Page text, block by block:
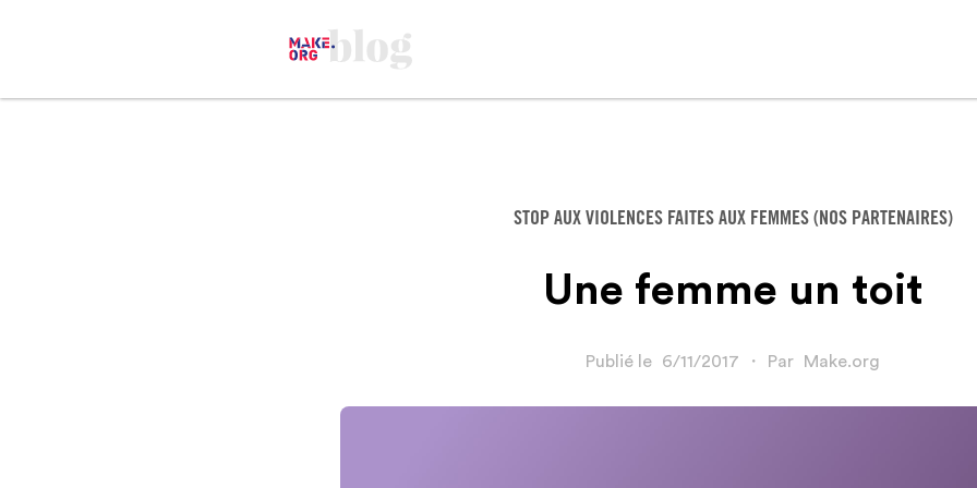
STOP AUX VIOLENCES FAITES AUX FEMMES (NOS PARTENAIRES)
Une femme un toit
Publié le 6/11/2017 ・ Par Make.org